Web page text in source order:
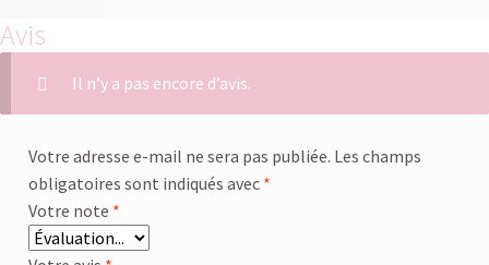
Avis
Il n’y a pas encore d’avis.
Votre adresse e-mail ne sera pas publiée. Les champs
obligatoires sont indiqués avec *
Votre note *